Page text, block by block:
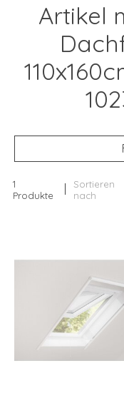
Artikel
1
Produkte
Sortieren
nach